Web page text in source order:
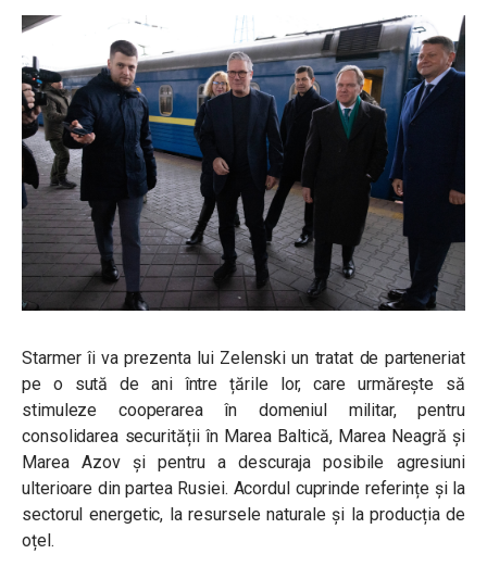
Starmer îi va prezenta lui Zelenski un tratat de parteneriat
pe o sută de ani între țările lor, care urmărește să
stimuleze cooperarea în domeniul militar, pentru
consolidarea securității în Marea Baltică, Marea Neagră și
Marea Azov și pentru a descuraja posibile agresiuni
ulterioare din partea Rusiei. Acordul cuprinde referințe și la
sectorul energetic, la resursele naturale și la producția de
oțel.